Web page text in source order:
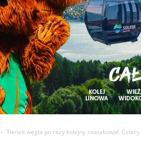
Tlenek węgla po razy kolejny zaatakował.